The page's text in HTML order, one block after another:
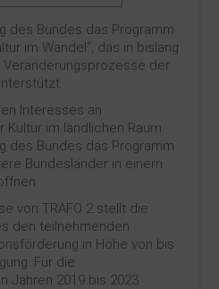
des Bundes das Programm
im Wandel“, das in bislang
Veränderungsprozesse der
Interesses an
im ländlichen Raum
des Bundes das Programm
Bundesländer in einem
von TRAFO 2 stellt die
den teilnehmenden
in Höhe von bis
Für die
Jahren 2019 bis 2023